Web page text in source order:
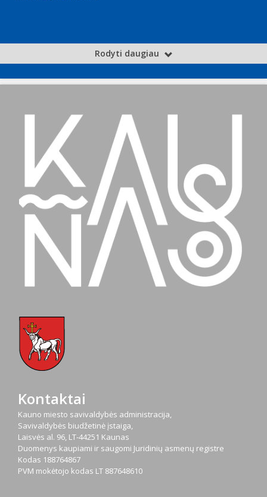
Rodyti daugiau
Kontaktai
Kauno miesto savivaldybės administracija,
Savivaldybės biudžetinė įstaiga,
Laisvės al. 96, LT-44251 Kaunas
Duomenys kaupiami ir saugomi Juridinių asmenų registre
Kodas 188764867
PVM mokėtojo kodas LT 887648610